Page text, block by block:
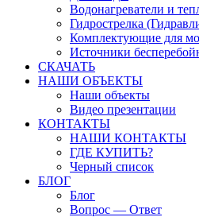
Водонагреватели и
Гидрострелка
Комплектующие для
Источники
СКАЧАТЬ
НАШИ ОБЪЕКТЫ
Наши объекты
Видео презентации
КОНТАКТЫ
НАШИ КОНТАКТЫ
ГДЕ КУПИТЬ?
Черный список
БЛОГ
Блог
Вопрос — Ответ